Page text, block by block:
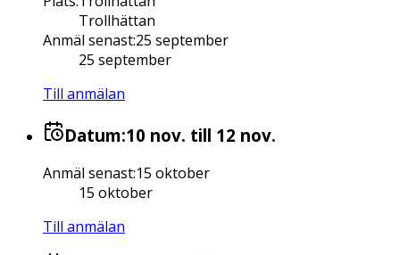
Trollhättan
Anmäl senast:25 september
25 september
Till anmälan
Datum:10 nov. till 12 nov.
Anmäl senast:15 oktober
15 oktober
Till anmälan